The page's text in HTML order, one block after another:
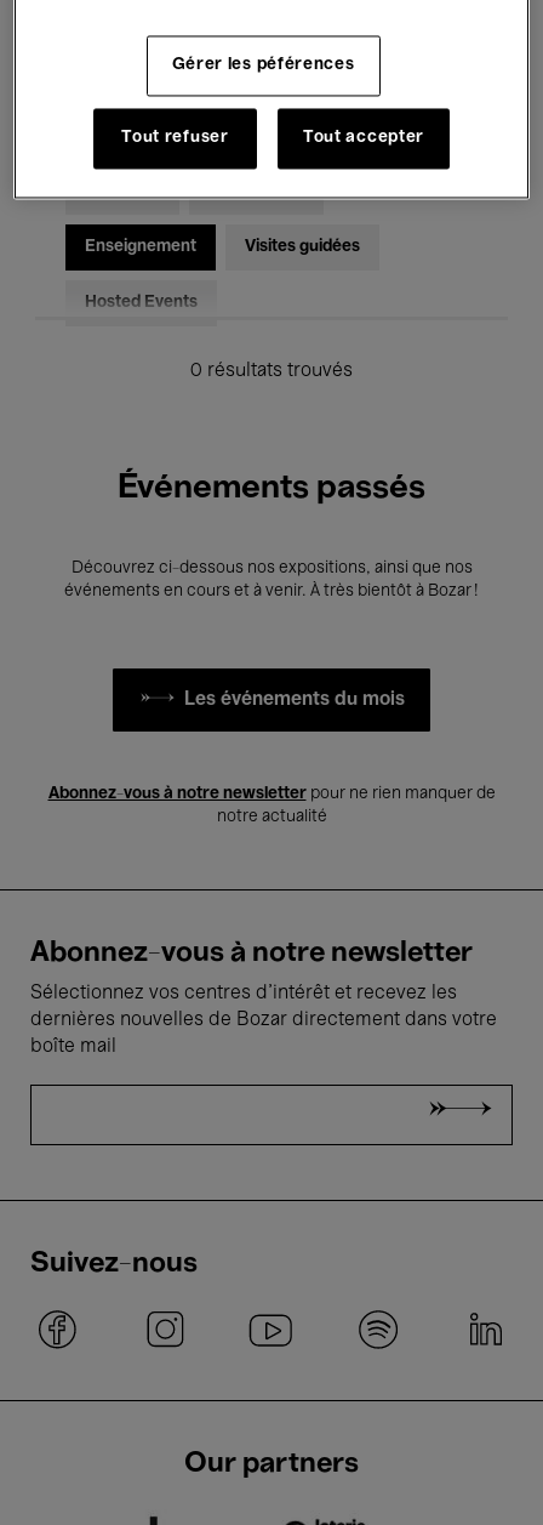
Musique classique Global Music
Musique électronique
Enseignement Visites guidées
Hosted Events
0 résultats trouvés
Événements passés
Découvrez ci-dessous nos expositions, ainsi que nos
événements en cours et à venir. À très bientôt à Bozar !
Les événements du mois
Abonnez-vous à notre newsletterpour ne rien manquer de
notre actualité
Abonnez-vous à notre newsletter
Sélectionnez vos centres d'intérêt et recevez les
dernières nouvelles de Bozar directement dans votre
boîte mail
Suivez-nous
Our partners
Gérer les péférences
Tout refuser Tout accepter